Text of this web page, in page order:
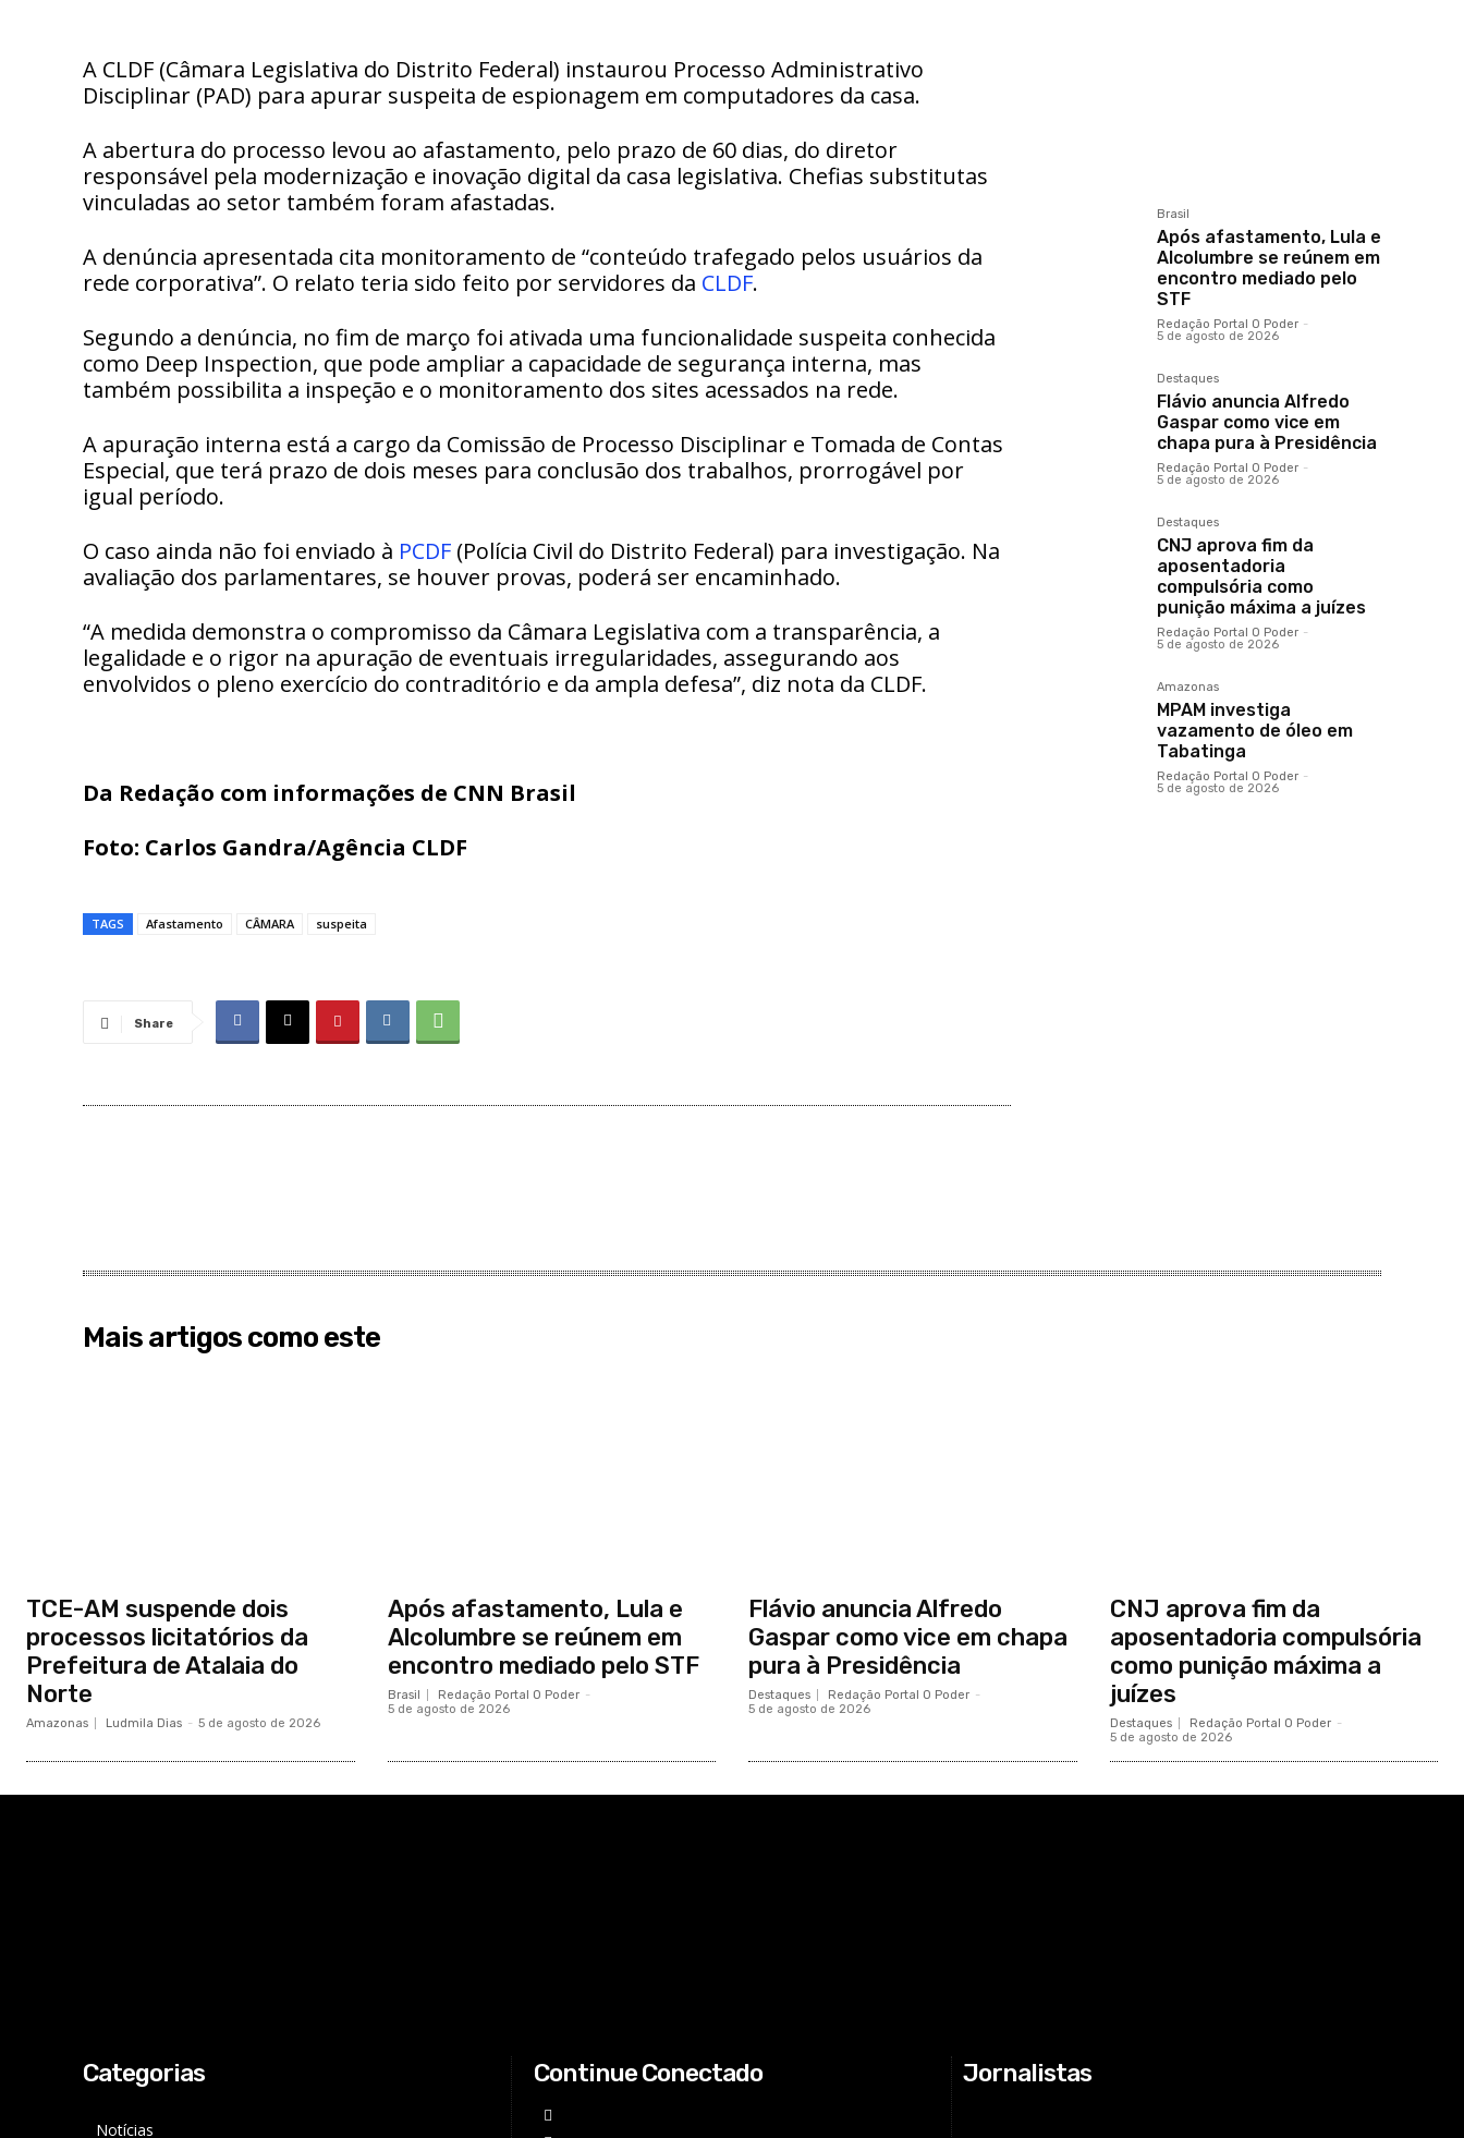
A CLDF (Câmara Legislativa do Distrito Federal) instaurou Processo Administrativo
Disciplinar (PAD) para apurar suspeita de espionagem em computadores da casa.
A abertura do processo levou ao afastamento, pelo prazo de 60 dias, do diretor
responsável pela modernização e inovação digital da casa legislativa. Chefias substitutas
vinculadas ao setor também foram afastadas.
A denúncia apresentada cita monitoramento de “conteúdo trafegado pelos usuários da
rede corporativa”. O relato teria sido feito por servidores da CLDF.
Segundo a denúncia, no fim de março foi ativada uma funcionalidade suspeita conhecida
como Deep Inspection, que pode ampliar a capacidade de segurança interna, mas
também possibilita a inspeção e o monitoramento dos sites acessados na rede.
A apuração interna está a cargo da Comissão de Processo Disciplinar e Tomada de Contas
Especial, que terá prazo de dois meses para conclusão dos trabalhos, prorrogável por
igual período.
O caso ainda não foi enviado à PCDF (Polícia Civil do Distrito Federal) para investigação. Na
avaliação dos parlamentares, se houver provas, poderá ser encaminhado.
“A medida demonstra o compromisso da Câmara Legislativa com a transparência, a
legalidade e o rigor na apuração de eventuais irregularidades, assegurando aos
envolvidos o pleno exercício do contraditório e da ampla defesa”, diz nota da CLDF.
Da Redação com informações de CNN Brasil
Foto: Carlos Gandra/Agência CLDF
TAGS Afastamento CÂMARA suspeita
Share
Brasil
Após afastamento, Lula e
Alcolumbre se reúnem em
encontro mediado pelo
STF
Redação Portal O Poder -
5 de agosto de 2026
Destaques
Flávio anuncia Alfredo
Gaspar como vice em
chapa pura à Presidência
Redação Portal O Poder -
5 de agosto de 2026
Destaques
CNJ aprova fim da
aposentadoria
compulsória como
punição máxima a juízes
Redação Portal O Poder -
5 de agosto de 2026
Amazonas
MPAM investiga
vazamento de óleo em
Tabatinga
Redação Portal O Poder -
5 de agosto de 2026
Mais artigos como este
TCE-AM suspende dois
processos licitatórios da
Prefeitura de Atalaia do
Norte
Amazonas Ludmila Dias - 5 de agosto de 2026
Após afastamento, Lula e
Alcolumbre se reúnem em
encontro mediado pelo STF
Brasil Redação Portal O Poder -
5 de agosto de 2026
Flávio anuncia Alfredo
Gaspar como vice em chapa
pura à Presidência
Destaques Redação Portal O Poder -
5 de agosto de 2026
CNJ aprova fim da
aposentadoria compulsória
como punição máxima a
juízes
Destaques Redação Portal O Poder -
5 de agosto de 2026
Categorias
Notícias
Continue Conectado Jornalistas